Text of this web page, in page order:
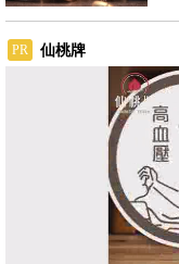
PR 仙桃牌